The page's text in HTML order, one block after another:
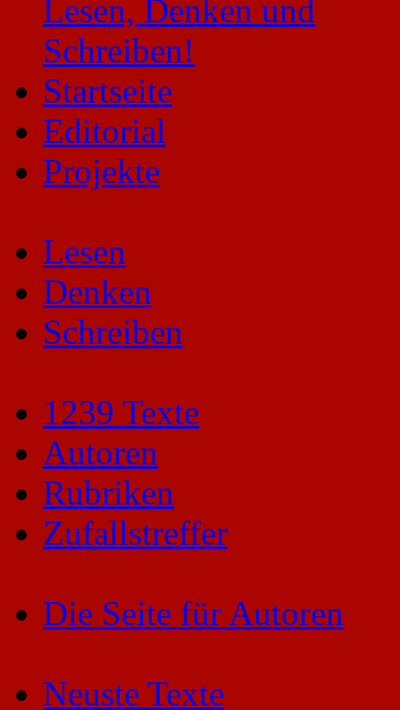
Startseite
Editorial
Projekte
Lesen
Denken
Schreiben
1239 Texte
Autoren
Rubriken
Zufallstreffer
Die Seite für Autoren
Neuste Texte